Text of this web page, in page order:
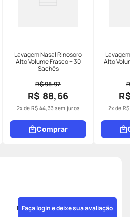
Lavagem Nasal Rinosoro
Alto Volume Frasco + 30
Sachês
R$ 98,97
R$ 88,66
2x de R$ 44,33 sem juros
Comprar
Alto
2x deR$
Faça login e deixe sua avaliação